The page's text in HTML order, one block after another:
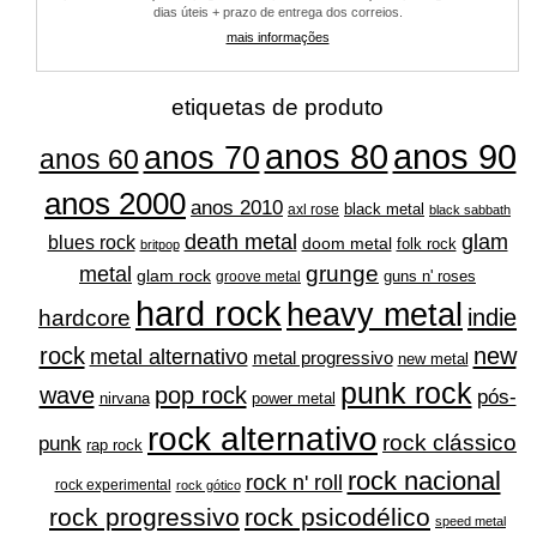
escolhidas
do
produto
escolhidas
do
dias úteis + prazo de entrega dos correios.
mais informações
etiquetas de produto
anos 60 anos 70 anos 80anos 90
anos 2000 anos 2010 axl rose black metal black sabbath
blues rock britpop death metal doom metal folk rock glam
metal glam rock groove metal grunge guns n' roses
hardcore hard rock heavy metal indie
rock metal alternativo metal progressivo new metal new
wave nirvana pop rock power metal punk rock pós-
punk rap rock rock alternativo rock clássico
rock experimental rock gótico rock n' roll rock nacional
rock progressivo rock psicodélico speed metal